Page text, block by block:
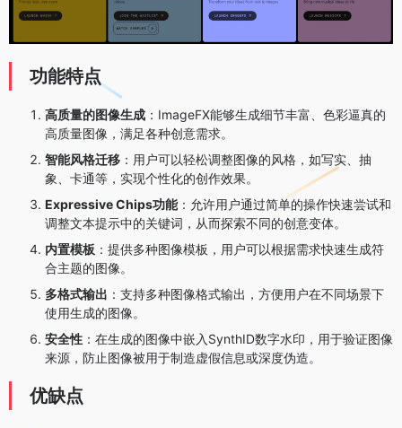
功能特点
高质量的图像生成 ：ImageFX能够生成细节丰富、色彩逼真的
高质量图像，满足各种创意需求。
智能风格迁移 ：用户可以轻松调整图像的风格，如写实、抽
象、卡通等，实现个性化的创作效果。
Expressive Chips功能：允许用户通过简单的操作快速尝试和
调整文本提示中的关键词，从而探索不同的创意变体。
内置模板 ：提供多种图像模板，用户可以根据需求快速生成符
合主题的图像。
多格式输出 ：支持多种图像格式输出，方便用户在不同场景下
使用生成的图像。
安全性 ：在生成的图像中嵌入SynthID数字水印，用于验证图像
来源，防止图像被用于制造虚假信息或深度伪造。
优缺点